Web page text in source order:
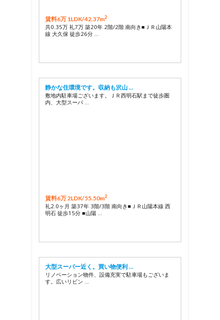
賃料6万 1LDK/42.37m2
共0.35万 礼7万 築20年 2階/2階 南向き■ＪＲ山陽本
線 大久保 徒歩26分 …
静かな住環境です。収納も沢山 …
敷地内駐車場ございます。ＪＲ西明石駅まで徒歩圏
内、大型スーパ …
賃料6万 2LDK/55.50m2
礼2.0ヶ月 築37年 3階/3階 南向き■ＪＲ山陽本線 西
明石 徒歩15分 ■山陽 …
大型スーパー近く。買い物便利 …
リノベーション物件、設備充実で駐車場もございま
す。広いリビン …